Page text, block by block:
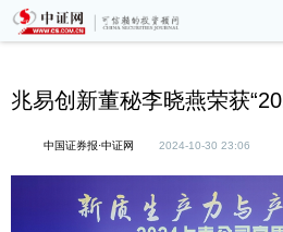
兆易创新董秘李晓燕荣获
中国证券报·中证网 2024-10-30 23:06